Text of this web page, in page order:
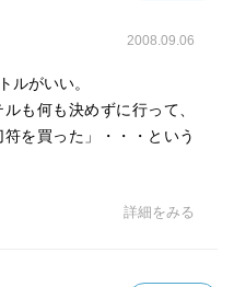
2008.09.06
ルがいい。
も何も決めずに行って、
を買った」・・・という
詳細をみる